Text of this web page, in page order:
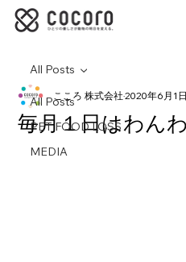
All Posts
PET FOOD LOSS
MEDIA
All Posts
毎月１日はわん
こころ 株式会社2020年6月1